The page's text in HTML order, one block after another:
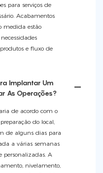
para serviços de
Acabamentos
medida estão
e fluxo de
Implantar Um
As Operações?
de acordo com o
do local,
de alguns dias para
a várias semanas
personalizadas. A
nivelamento,